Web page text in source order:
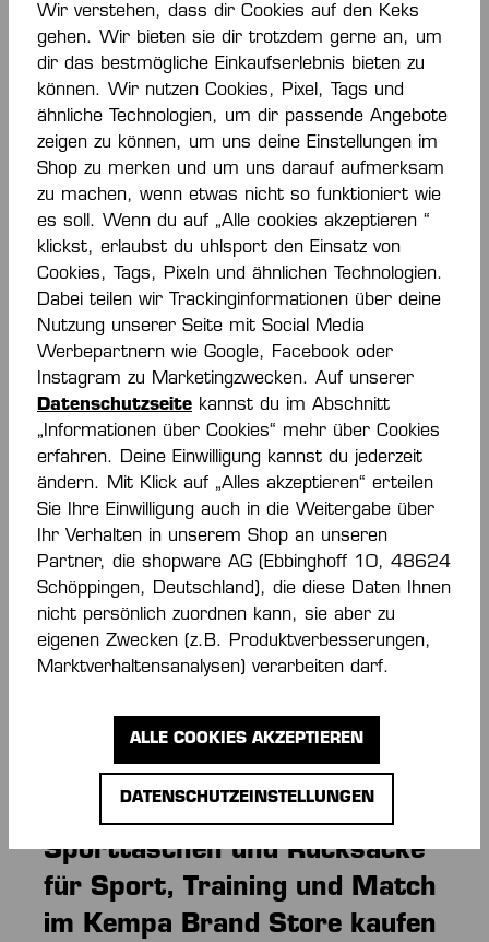
RUCKSACK TEAM
30,00 €*
RUCKSACK
45,00 €*
-50 %
SCHUHTASCHE
9,00 €* 18,00 €*
(50% gespart)
K-LINE TASCHE (40L)
45,00 €*
Seite
1 Seite
2
Sporttaschen und Rucksäcke
für Sport, Training und Match
im Kempa Brand Store kaufen
Wir verstehen, dass dir Cookies auf den Keks
gehen. Wir bieten sie dir trotzdem gerne an, um
dir das bestmögliche Einkaufserlebnis bieten zu
können. Wir nutzen Cookies, Pixel, Tags und
ähnliche Technologien, um dir passende Angebote
zeigen zu können, um uns deine Einstellungen im
Shop zu merken und um uns darauf aufmerksam
zu machen, wenn etwas nicht so funktioniert wie
es soll. Wenn du auf „Alle cookies akzeptieren “
klickst, erlaubst du uhlsport den Einsatz von
Cookies, Tags, Pixeln und ähnlichen Technologien.
Dabei teilen wir Trackinginformationen über deine
Nutzung unserer Seite mit Social Media
Werbepartnern wie Google, Facebook oder
Instagram zu Marketingzwecken. Auf unserer
Datenschutzseite kannst du im Abschnitt
„Informationen über Cookies“ mehr über Cookies
erfahren. Deine Einwilligung kannst du jederzeit
ändern. Mit Klick auf „Alles akzeptieren“ erteilen
Sie Ihre Einwilligung auch in die Weitergabe über
Ihr Verhalten in unserem Shop an unseren
Partner, die shopware AG (Ebbinghoff 10, 48624
Schöppingen, Deutschland), die diese Daten Ihnen
nicht persönlich zuordnen kann, sie aber zu
eigenen Zwecken (z.B. Produktverbesserungen,
Marktverhaltensanalysen) verarbeiten darf.
DATENSCHUTZEINSTELLUNGEN
ALLE COOKIES AKZEPTIEREN